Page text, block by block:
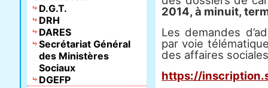
2014, à minuit,
Les demandes
par voie
des affaires
https://
D.G.T.
DRH
DARES
Secrétariat Général
des Ministères
Sociaux
DGEFP